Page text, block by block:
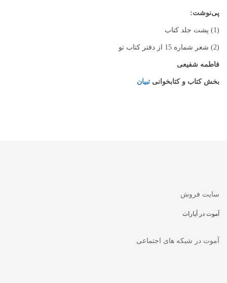
پی‌نوشت:
(1) پشت جلد کتاب
(2) شعر شماره 15 از دفتر کتاب تو
فاطمه شفیعی
بخش کتاب و کتابخوانی تبیان
سایت فروش
آموت در آپارات
آموت در شبکه های اجتماعی